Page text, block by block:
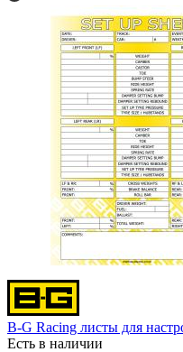
B-G Racing листы для
Есть в наличии